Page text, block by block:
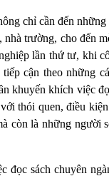
chỉ cần đến
trường, cho đến
lần thứ tư, khi
cận theo những
khuyến khích việc
thói quen, điều
còn là những
sách chuyên